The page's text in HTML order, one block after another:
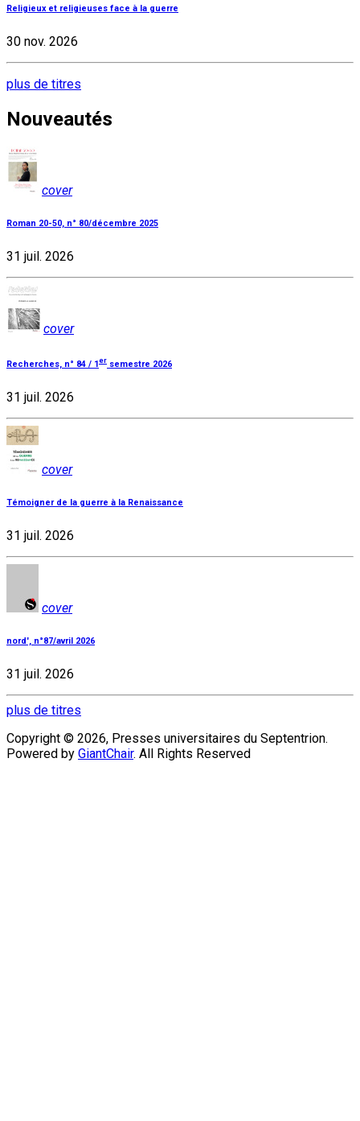
Religieux et religieuses face à la guerre
30 nov. 2026
plus de titres
Nouveautés
cover
Roman 20-50, n° 80/décembre 2025
31 juil. 2026
cover
Recherches, n° 84 / 1er semestre 2026
31 juil. 2026
cover
Témoigner de la guerre à la Renaissance
31 juil. 2026
cover
nord', n°87/avril 2026
31 juil. 2026
plus de titres
Copyright © 2026, Presses universitaires du Septentrion.
Powered by GiantChair. All Rights Reserved